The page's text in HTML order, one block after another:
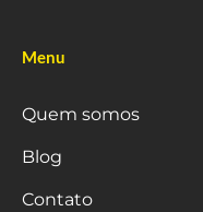
Menu
Quem somos
Blog
Contato